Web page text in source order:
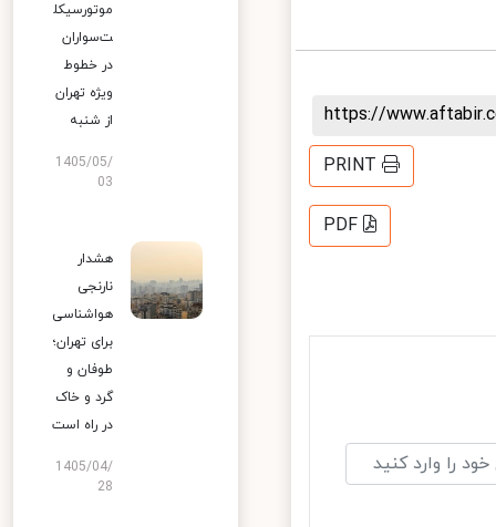
https://
PRINT
PDF
موتورسیکل
ت‌سواران
در خطوط
ویژه تهران
از شنبه
1405/05/
03
هشدار
نارنجی
هواشناسی
برای تهران؛
طوفان و
گرد و خاک
در راه است
1405/04/
28